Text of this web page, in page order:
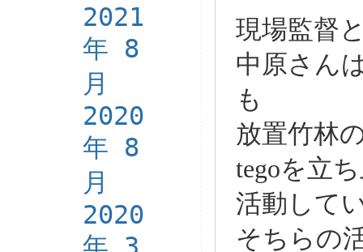
2021
年 8
月
2020
年 8
月
2020
現場監督
中原さん
も
放置竹林
tegoを立
活動して
そちらの